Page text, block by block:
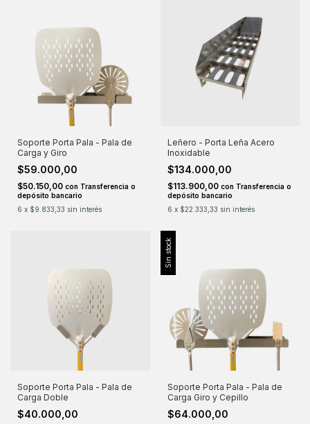
Soporte Porta Pala - Pala de
Carga y Giro
$59.000,00
$50.150,00 con Transferencia o
depósito bancario
6 x $9.833,33 sin interés
Leñero - Porta Leña Acero
Inoxidable
$134.000,00
$113.900,00 con Transferencia o
depósito bancario
6 x $22.333,33 sin interés
Soporte Porta Pala - Pala de
Carga Doble
$40.000,00
Sin stock
Soporte Porta Pala - Pala de
Carga Giro y Cepillo
$64.000,00